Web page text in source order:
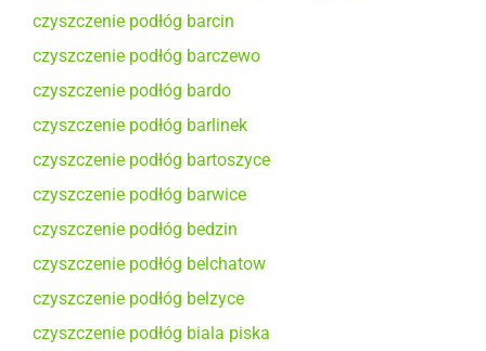
czyszczenie podłóg barcin
czyszczenie podłóg barczewo
czyszczenie podłóg bardo
czyszczenie podłóg barlinek
czyszczenie podłóg bartoszyce
czyszczenie podłóg barwice
czyszczenie podłóg bedzin
czyszczenie podłóg belchatow
czyszczenie podłóg belzyce
czyszczenie podłóg biala piska